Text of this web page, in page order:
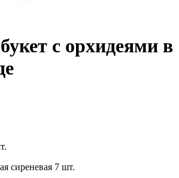
с орхидеями в
сиреневая 7 шт.